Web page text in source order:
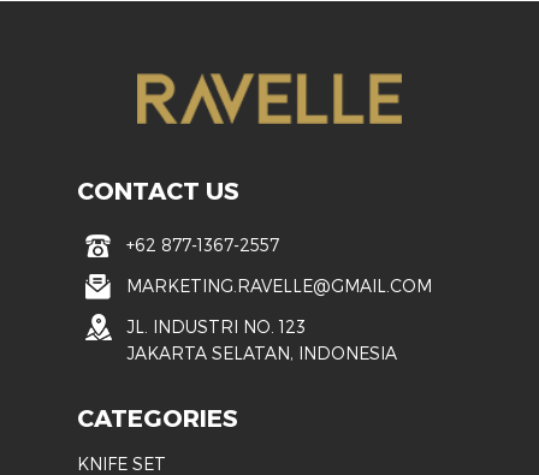
CONTACT US
+62 877-1367-2557
MARKETING.RAVELLE@GMAIL.COM
JL. INDUSTRI NO. 123
JAKARTA SELATAN, INDONESIA
CATEGORIES
KNIFE SET